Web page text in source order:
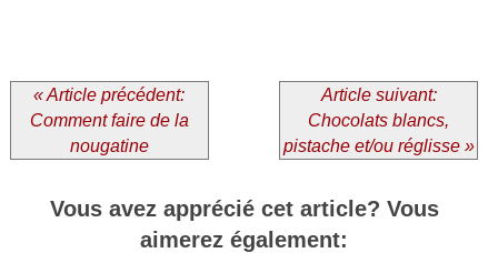
« Article précédent:
Comment faire de la
nougatine
Article suivant:
Chocolats blancs,
pistache et/ou réglisse »
Vous avez apprécié cet article? Vous
aimerez également: